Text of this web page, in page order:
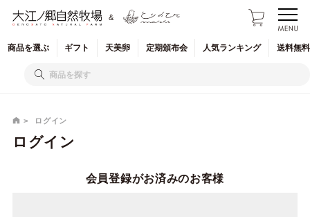
&
商品を選ぶ ギフト 天美卵 定期頒布会 人気ランキング 送料無
ログイン
ログイン
会員登録がお済みのお客様